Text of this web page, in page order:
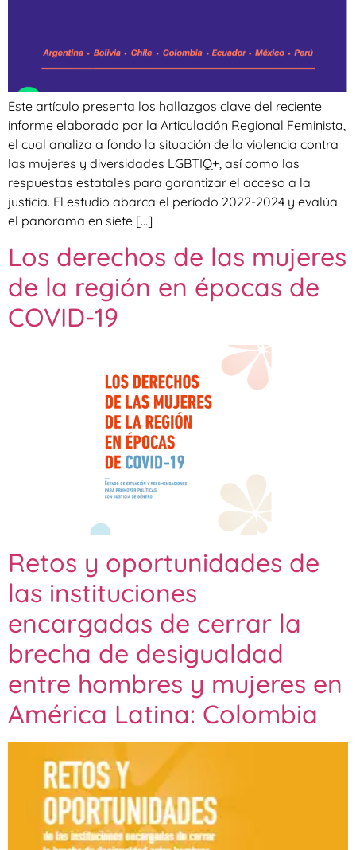
Este artículo presenta los hallazgos clave del reciente
informe elaborado por la Articulación Regional Feminista,
el cual analiza a fondo la situación de la violencia contra
las mujeres y diversidades LGBTIQ+, así como las
respuestas estatales para garantizar el acceso a la
justicia. El estudio abarca el período 2022-2024 y evalúa
el panorama en siete […]
Los derechos de las mujeres
de la región en épocas de
COVID-19
Retos y oportunidades de
las instituciones
encargadas de cerrar la
brecha de desigualdad
entre hombres y mujeres en
América Latina: Colombia